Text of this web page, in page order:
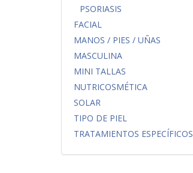
PSORIASIS
FACIAL
MANOS / PIES / UÑAS
MASCULINA
MINI TALLAS
NUTRICOSMÉTICA
SOLAR
TIPO DE PIEL
TRATAMIENTOS ESPECÍFICOS